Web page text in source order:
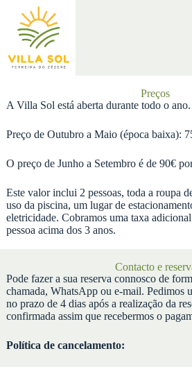
Preços
A Villa Sol está aberta durante todo o ano.
Preço de Outubro a Maio (época baixa):
O preço de Junho a Setembro é de 90€
Este valor inclui 2 pessoas, toda a roupa
uso da piscina, um lugar de
eletricidade. Cobramos uma taxa
pessoa acima dos 3 anos.
Contacto e
Pode fazer a sua reserva connosco de
chamada, WhatsApp ou e-mail. Pedimos
no prazo de 4 dias após a realização da
confirmada assim que recebermos o
Política de cancelamento: